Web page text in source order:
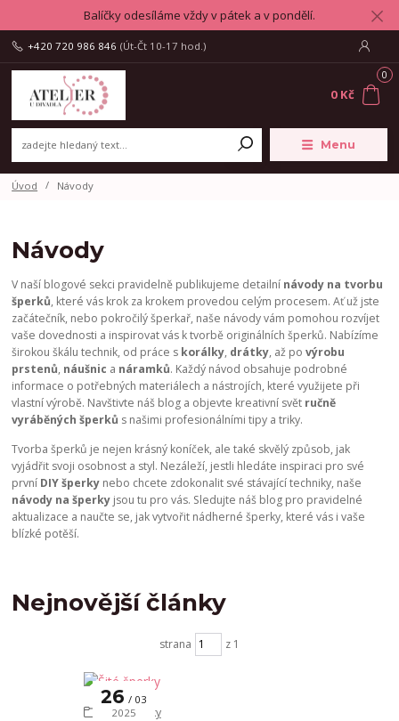
Balíčky odesíláme vždy v pátek a v pondělí.
Menu
+420 720 986 846 (Út-Čt 10-17 hod.)
0
0 Kč
Úvod Návody
Návody
V naší blogové sekci pravidelně publikujeme detailní návody na tvorbu
šperků, které vás krok za krokem provedou celým procesem. Ať už jste
začátečník, nebo pokročilý šperkař, naše návody vám pomohou rozvíjet
vaše dovednosti a inspirovat vás k tvorbě originálních šperků. Nabízíme
širokou škálu technik, od práce s korálky, drátky, až povýrobu
prstenů, náušnic a náramků. Každý návod obsahuje podrobné
informace o potřebných materiálech a nástrojích, které využijete při
vlastní výrobě. Navštivte náš blog a objevte kreativní svět ručně
vyráběných šperků s našimi profesionálními tipy a triky.
Tvorba šperků je nejen krásný koníček, ale také skvělý způsob, jak
vyjádřit svoji osobnost a styl. Nezáleží, jestli hledáte inspiraci pro své
první DIY šperky nebo chcete zdokonalit své stávající techniky, naše
návody na šperky jsou tu pro vás. Sledujte náš blog pro pravidelné
aktualizace a naučte se, jak vytvořit nádherné šperky, které vás i vaše
blízké potěší.
Nejnovější články
strana z 1
26
03
2025
Šité šperky